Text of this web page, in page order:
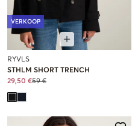
VERKOOP
RYVLS
STHLM SHORT TRENCH
29,50 €59 €